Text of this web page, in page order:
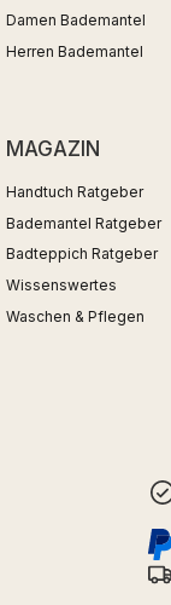
Damen Bademantel
Herren Bademantel
MAGAZIN
Handtuch Ratgeber
Bademantel Ratgeber
Badteppich Ratgeber
Wissenswertes
Waschen & Pflegen